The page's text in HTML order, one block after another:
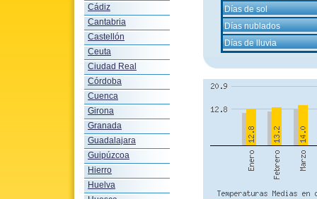
Cádiz
Cantabria
Castellón
Ceuta
Ciudad Real
Córdoba
Cuenca
Girona
Granada
Guadalajara
Guipúzcoa
Hierro
Huelva
Días de sol
Días nublados
Días de lluvia